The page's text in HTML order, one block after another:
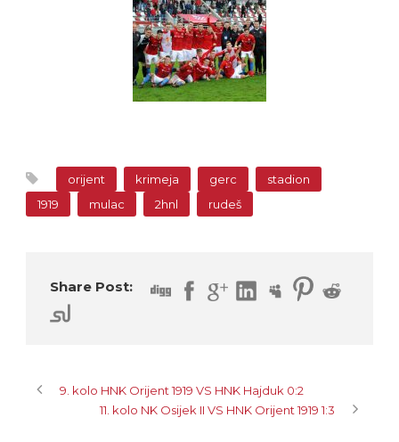
orijent krimeja gerc
stadion
1919
mulac 2hnl rudeš
Share Post:
9. kolo HNK Orijent 1919 VS HNK Hajduk 0:2
11. kolo NK Osijek II VS HNK Orijent 1919 1:3